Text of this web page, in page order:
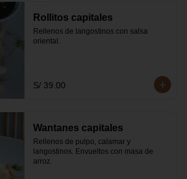
Rollitos capitales
Rellenos de langostinos con salsa
oriental.
S/ 39.00
Wantanes capitales
Rellenos de pulpo, calamar y
langostinos. Envueltos con masa de
arroz.